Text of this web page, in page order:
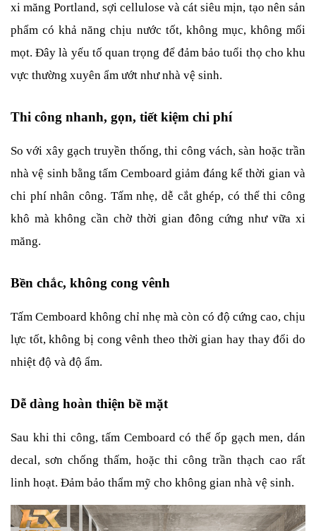
xi măng Portland, sợi cellulose và cát siêu mịn, tạo nên sản
phẩm có khả năng chịu nước tốt, không mục, không mối
mọt. Đây là yếu tố quan trọng để đảm bảo tuổi thọ cho khu
vực thường xuyên ẩm ướt như nhà vệ sinh.
Thi công nhanh, gọn, tiết kiệm chi phí
So với xây gạch truyền thống, thi công vách, sàn hoặc trần
nhà vệ sinh bằng tấm Cemboard giảm đáng kể thời gian và
chi phí nhân công. Tấm nhẹ, dễ cắt ghép, có thể thi công
khô mà không cần chờ thời gian đông cứng như vữa xi
măng.
Bền chắc, không cong vênh
Tấm Cemboard không chỉ nhẹ mà còn có độ cứng cao, chịu
lực tốt, không bị cong vênh theo thời gian hay thay đổi do
nhiệt độ và độ ẩm.
Dễ dàng hoàn thiện bề mặt
Sau khi thi công, tấm Cemboard có thể ốp gạch men, dán
decal, sơn chống thấm, hoặc thi công trần thạch cao rất
linh hoạt. Đảm bảo thẩm mỹ cho không gian nhà vệ sinh.